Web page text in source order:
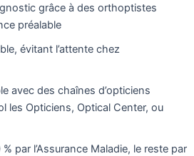
grâce à des orthoptistes
préalable
évitant l’attente chez
avec des chaînes d’opticiens
les Opticiens, Optical Center, ou
par l’Assurance Maladie, le reste par